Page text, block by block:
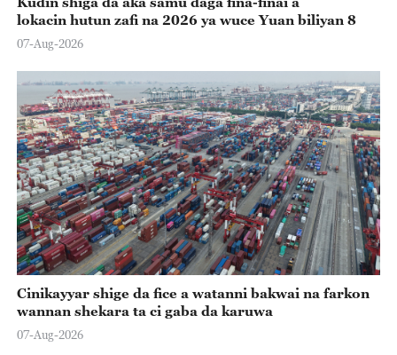
lokacin hutun zafi na 2026 ya wuce Yuan biliyan 8
07-Aug-2026
Cinikayyar shige da fice a watanni bakwai na farkon
wannan shekara ta ci gaba da karuwa
07-Aug-2026